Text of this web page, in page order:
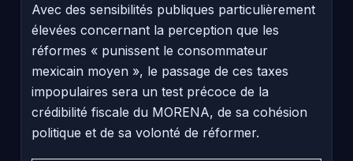
Avec des sensibilités publiques particulièrement
élevées concernant la perception que les
réformes « punissent le consommateur
mexicain moyen », le passage de ces taxes
impopulaires sera un test précoce de la
crédibilité fiscale du MORENA, de sa cohésion
politique et de sa volonté de réformer.